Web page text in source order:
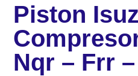
Piston
Nqr – Frr